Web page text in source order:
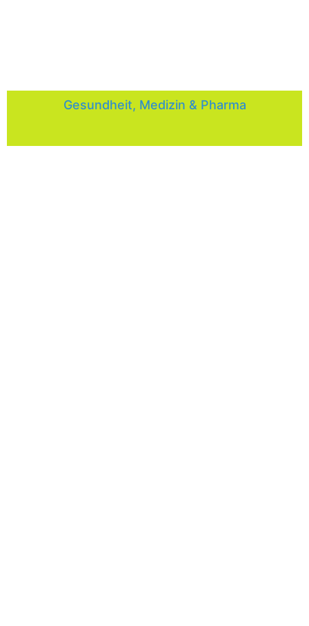
Gesundheit, Medizin & Pharma